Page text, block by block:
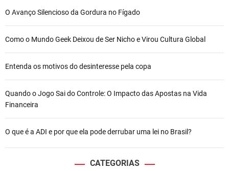
O Avanço Silencioso da Gordura no Fígado
Como o Mundo Geek Deixou de Ser Nicho e Virou Cultura Global
Entenda os motivos do desinteresse pela copa
Quando o Jogo Sai do Controle: O Impacto das Apostas na Vida
Financeira
O que é a ADI e por que ela pode derrubar uma lei no Brasil?
CATEGORIAS